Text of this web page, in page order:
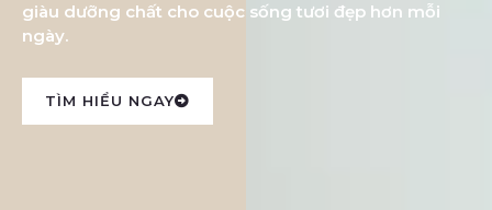
giàu dưỡng chất cho cuộc sống tươi đẹp hơn mỗi
ngày.
TÌM HIỂU NGAY